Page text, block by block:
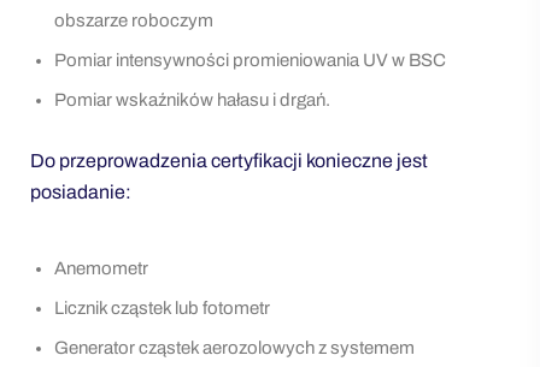
obszarze roboczym
Pomiar intensywności promieniowania UV w BSC
Pomiar wskaźników hałasu i drgań.
Do przeprowadzenia certyfikacji konieczne jest
posiadanie:
Anemometr
Licznik cząstek lub fotometr
Generator cząstek aerozolowych z systemem